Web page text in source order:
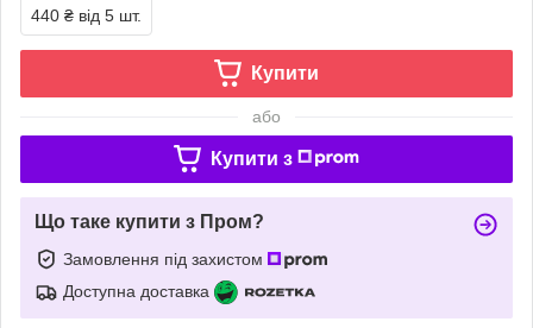
440 ₴ від 5 шт.
Купити
або
Купити з
Що таке купити з Пром?
Замовлення під захистом
Доступна доставка